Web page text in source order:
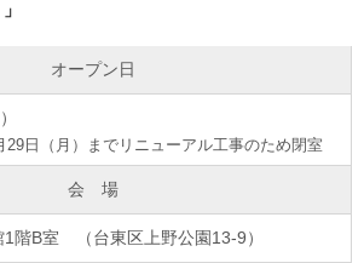
オープン日
日（月）までリニューアル工事のため閉室
会 場
階B室 （台東区上野公園13-9）